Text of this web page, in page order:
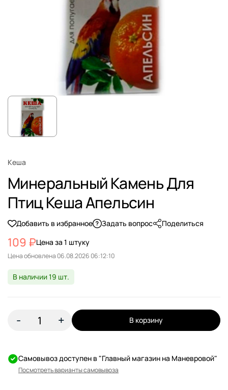
Кеша
Минеральный Камень Для
Птиц Кеша Апельсин
Добавить в избранное Задать вопрос Поделиться
109 ₽Цена за 1 штуку
Цена обновлена
В наличии 19 шт.
- + В корзину
Самовывоз доступен в "Главный магазин на Маневровой"
Посмотреть варианты самовывоза